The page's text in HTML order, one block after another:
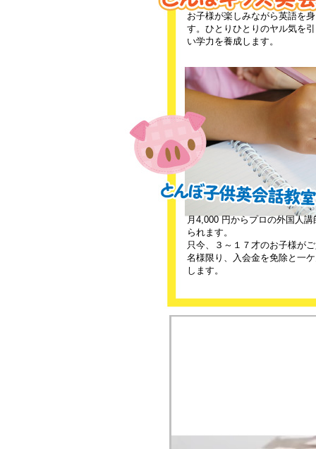
お子様が楽しみながら英語を
す。ひとりひとりのヤル気を
い学力を養成します。
月4,000 円からプロの外国人
られます。
只今、３～１７才のお子様が
名様限り、入会金を免除と一
します。